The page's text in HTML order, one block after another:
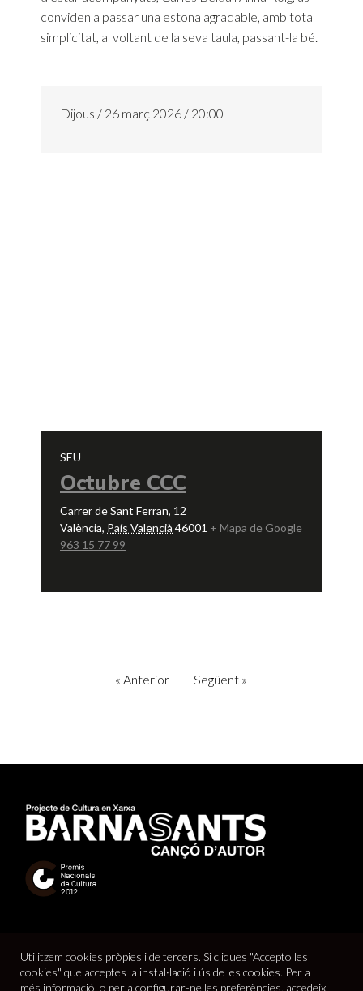
conviden a passar una estona agradable, amb tota
simplicitat, al voltant de la seva taula, passant-la bé.
Dijous / 26 març 2026 / 20:00
SEU
Octubre CCC
Carrer de Sant Ferran, 12
València, País Valencià 46001 + Mapa de Google
963 15 77 99
« Anterior Següent »
Utilitzem cookies pròpies i de tercers. Si cliques "Accepto les
cookies" que acceptes la instal·lació i ús de les cookies. Per a
més informació, o per a configurar-ne les preferències, accedeix